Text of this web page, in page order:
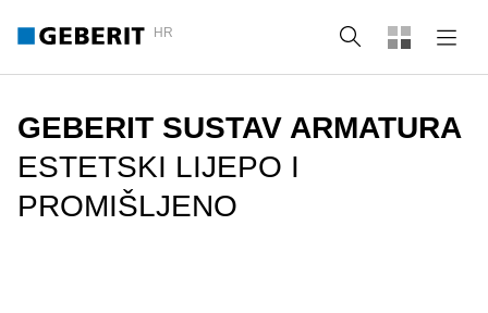
HR Pretraži
GEBERIT SUSTAV ARMATURA
ESTETSKI LIJEPO I
PROMIŠLJENO